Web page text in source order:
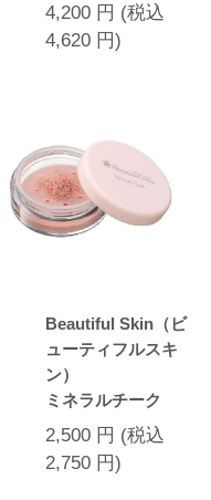
4,200 円 (税込
4,620 円)
Beautiful Skin（ビ
ューティフルスキ
ン）
ミネラルチーク
2,500 円 (税込
2,750 円)